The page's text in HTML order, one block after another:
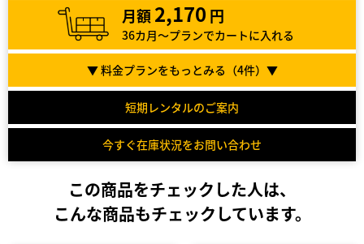
月額 2,170 円
36カ月～プランでカートに入れる
▼ 料金プランをもっとみる（4件）▼
短期レンタルのご案内
今すぐ在庫状況をお問い合わせ
この商品をチェックした人は、
こんな商品もチェックしています。